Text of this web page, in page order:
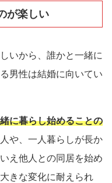
が楽しい
いから、誰かと一緒に
男性は結婚に向いてい
に暮らし始めることの
や、一人暮らしが長か
え他人との同居を始め
きな変化に耐えられ